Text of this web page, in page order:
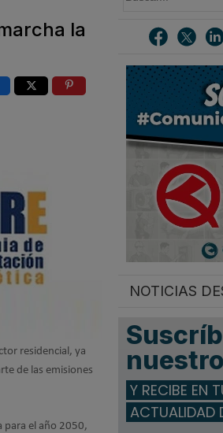
la
residencial, ya
de las emisiones
para el año 2050,
u
r
NOTICIAS
Y RECIBE EN
ACTUALIDAD